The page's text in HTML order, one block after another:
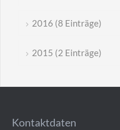
2016 (8 Einträge)
2015 (2 Einträge)
Kontaktdaten